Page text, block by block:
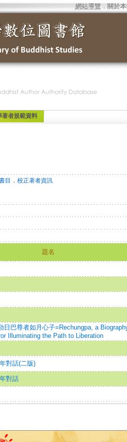
網站導覽 ． 關於
著者規範資料
目 ． 校正著者資訊
題名
日巴尊者如月心子=Rechungpa, a
Illuminating the Path to Liberation
對話(二版)
對話